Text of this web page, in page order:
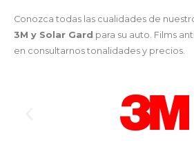
Conozca todas las cualidades de
3M y Solar Gard para su auto. Films
en consultarnos tonalidades y precios.